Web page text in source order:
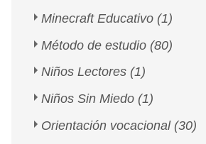
Minecraft Educativo (1)
Método de estudio (80)
Niños Lectores (1)
Niños Sin Miedo (1)
Orientación vocacional (30)